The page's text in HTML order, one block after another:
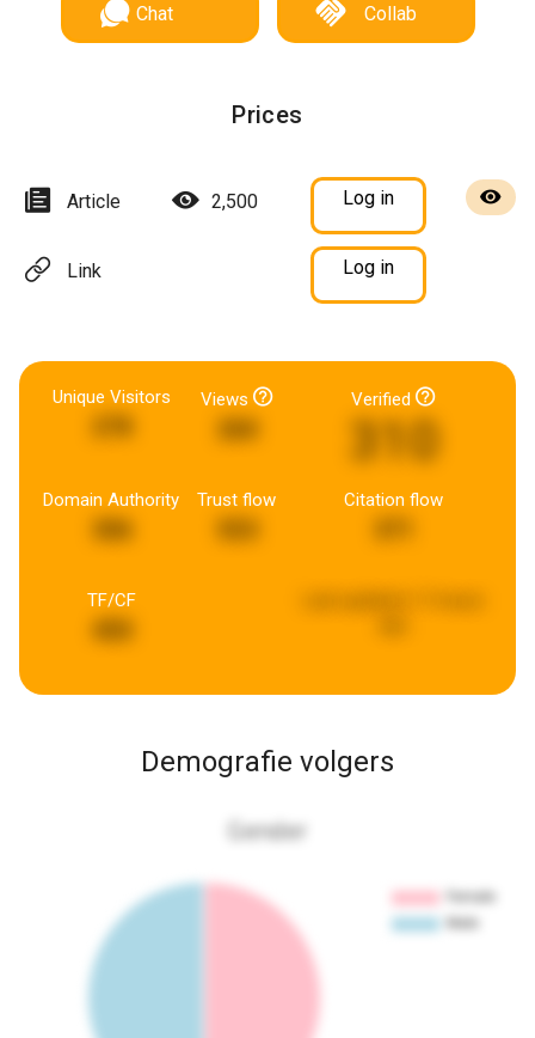
Chat Collab
Prices
Article 2,500 Log in
Link Log in
Unique Visitors Views
260
Verified
310
Domain Authority
306
Trust flow Citation flow
TF/CF
450
Demografie volgers
Gender